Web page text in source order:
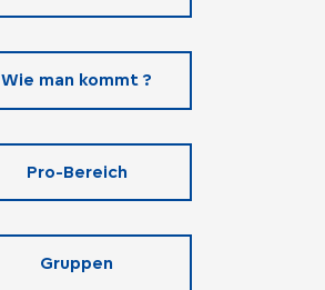
Wie man kommt ?
Pro-Bereich
Gruppen